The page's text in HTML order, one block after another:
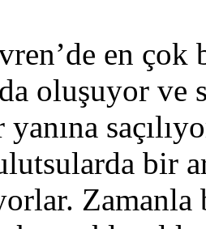
en
oluşuyor ve
bir